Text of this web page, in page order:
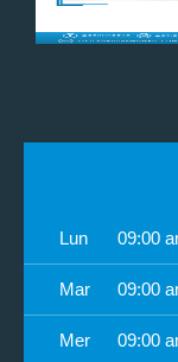
Lun 09:00
Mar 09:00
Mer 09:00